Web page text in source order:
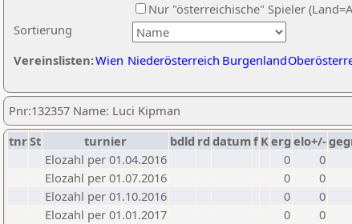
Sortierung
Nur "österreichische" Spieler
Vereinslisten:Wien Niederösterreich Burgenland
Pnr:132357 Name: Luci Kipman
tnrSt turnier bdld rd datumf Kerg elo+/-
Elozahl per 01.04.2016
0
0
Elozahl per 01.07.2016
0
0
Elozahl per 01.10.2016
0
0
Elozahl per 01.01.2017
0
0